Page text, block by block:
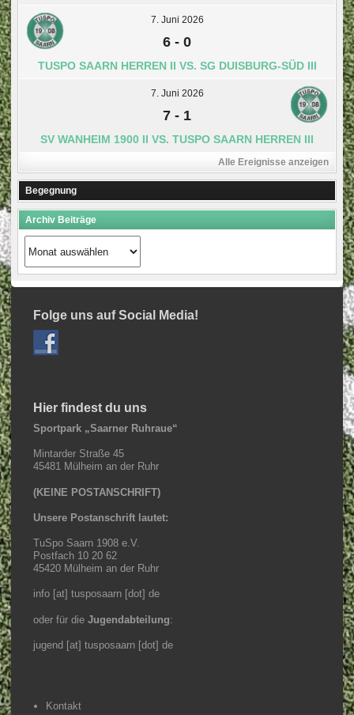
7. Juni 2026
6 - 0
TUSPO SAARN HERREN II VS. SG DUISBURG-SÜD III
7. Juni 2026
7 - 1
SV WANHEIM 1900 II VS. TUSPO SAARN HERREN III
Alle Ereignisse anzeigen
Begegnung
Archiv Beiträge
Archiv
Beiträge
Folge uns auf Social Media!
Hier findest du uns
Sportpark „Saarner Ruhraue“
Mintarder Straße 45
45481 Mülheim an der Ruhr
(KEINE POSTANSCHRIFT)
Unsere Postanschrift lautet:
TuSpo Saarn 1908 e.V.
Postfach 10 20 62
45420 Mülheim an der Ruhr
info [at] tusposaarn [dot] de
oder für die Jugendabteilung:
jugend [at] tusposaarn [dot] de
Kontakt